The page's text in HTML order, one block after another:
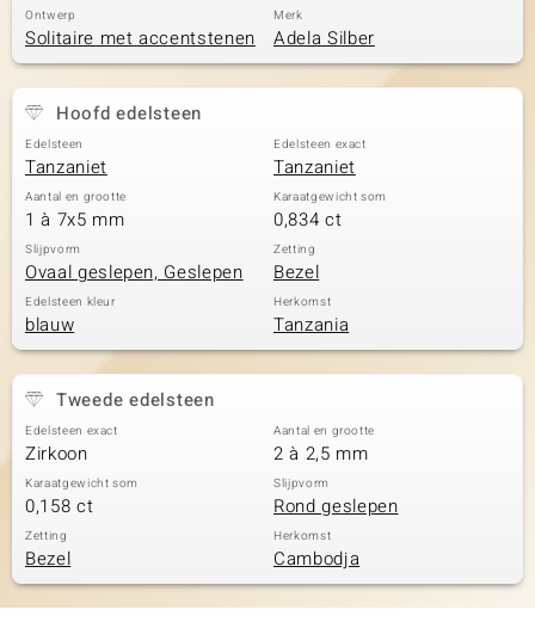
Ontwerp
Solitaire met accentstenen
Merk
Adela Silber
Hoofd edelsteen
Edelsteen
Tanzaniet
Edelsteen exact
Tanzaniet
Aantal en grootte
1 à 7x5 mm
Karaatgewicht som
0,834 ct
Slijpvorm
Ovaal geslepen, Geslepen
Zetting
Bezel
Edelsteen kleur
blauw
Herkomst
Tanzania
Tweede edelsteen
Edelsteen exact
Zirkoon
Aantal en grootte
2 à 2,5 mm
Karaatgewicht som
0,158 ct
Slijpvorm
Rond geslepen
Zetting
Bezel
Herkomst
Cambodja